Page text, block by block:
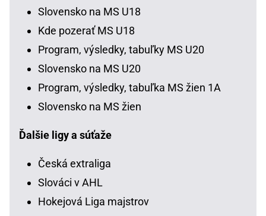
Slovensko na MS U18
Kde pozerať MS U18
Program, výsledky, tabuľky MS U20
Slovensko na MS U20
Program, výsledky, tabuľka MS žien 1A
Slovensko na MS žien
Ďalšie ligy a súťaže
Česká extraliga
Slováci v AHL
Hokejová Liga majstrov